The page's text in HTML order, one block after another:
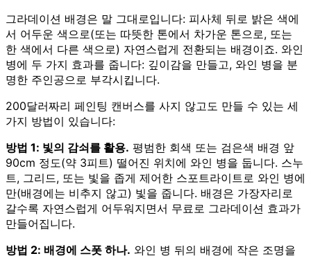
그라데이션 배경은 말 그대로입니다: 피사체 뒤로 밝은 색에
서 어두운 색으로(또는 따뜻한 톤에서 차가운 톤으로, 또는
한 색에서 다른 색으로) 자연스럽게 전환되는 배경이죠. 와인
병에 두 가지 효과를 줍니다: 깊이감을 만들고, 와인 병을 분
명한 주인공으로 부각시킵니다.
200달러짜리 페인팅 캔버스를 사지 않고도 만들 수 있는 세
가지 방법이 있습니다:
방법 1: 빛의 감쇠를 활용. 평범한 회색 또는 검은색 배경 앞
90cm 정도(약 3피트) 떨어진 위치에 와인 병을 둡니다. 스누
트, 그리드, 또는 빛을 좁게 제어한 스포트라이트로 와인 병에
만(배경에는 비추지 않고) 빛을 줍니다. 배경은 가장자리로
갈수록 자연스럽게 어두워지면서 무료로 그라데이션 효과가
만들어집니다.
방법 2: 배경에 스폿 하나. 와인 병 뒤의 배경에 작은 조명을